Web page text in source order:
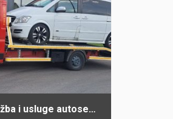
Šlep služba i usluge autoservisa Mane Beograd